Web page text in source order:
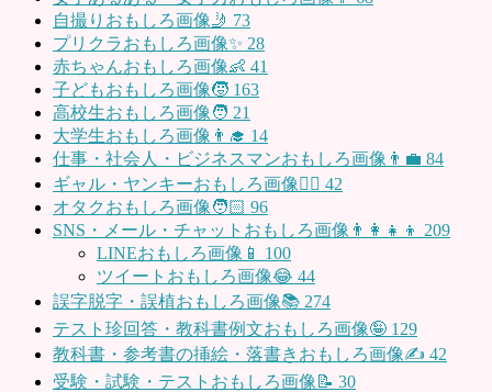
自撮りおもしろ画像🤳 73
プリクラおもしろ画像✨ 28
赤ちゃんおもしろ画像👶 41
子どもおもしろ画像🧒 163
高校生おもしろ画像🧑 21
大学生おもしろ画像👨‍🎓 14
仕事・社会人・ビジネスマンおもしろ画像👨‍💼 84
ギャル・ヤンキーおもしろ画像👱‍♀️ 42
オタクおもしろ画像🧑🏻 96
SNS・メール・チャットおもしろ画像👨‍👩‍👧‍👦 209
LINEおもしろ画像📱 100
ツイートおもしろ画像😂 44
誤字脱字・誤植おもしろ画像📚 274
テスト珍回答・教科書例文おもしろ画像🤪 129
教科書・参考書の挿絵・落書きおもしろ画像✍️ 42
受験・試験・テストおもしろ画像📝 30